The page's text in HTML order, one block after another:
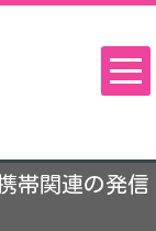
帯関連の発信